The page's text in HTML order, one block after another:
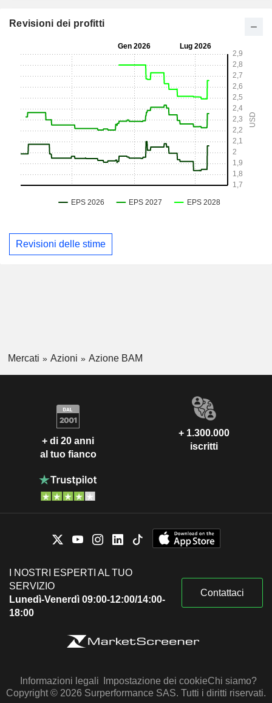
Revisioni dei profitti
Revisioni delle stime
Mercati Azioni Azione BAM
+ di 20 anni
al tuo fianco
+ 1.300.000
iscritti
I NOSTRI ESPERTI AL TUO
SERVIZIO
Lunedì-Venerdì 09:00-12:00/14:00-
18:00
Contattaci
Informazioni legali Impostazione dei cookieChi siamo?
Copyright © 2026 Surperformance SAS. Tutti i diritti riservati.